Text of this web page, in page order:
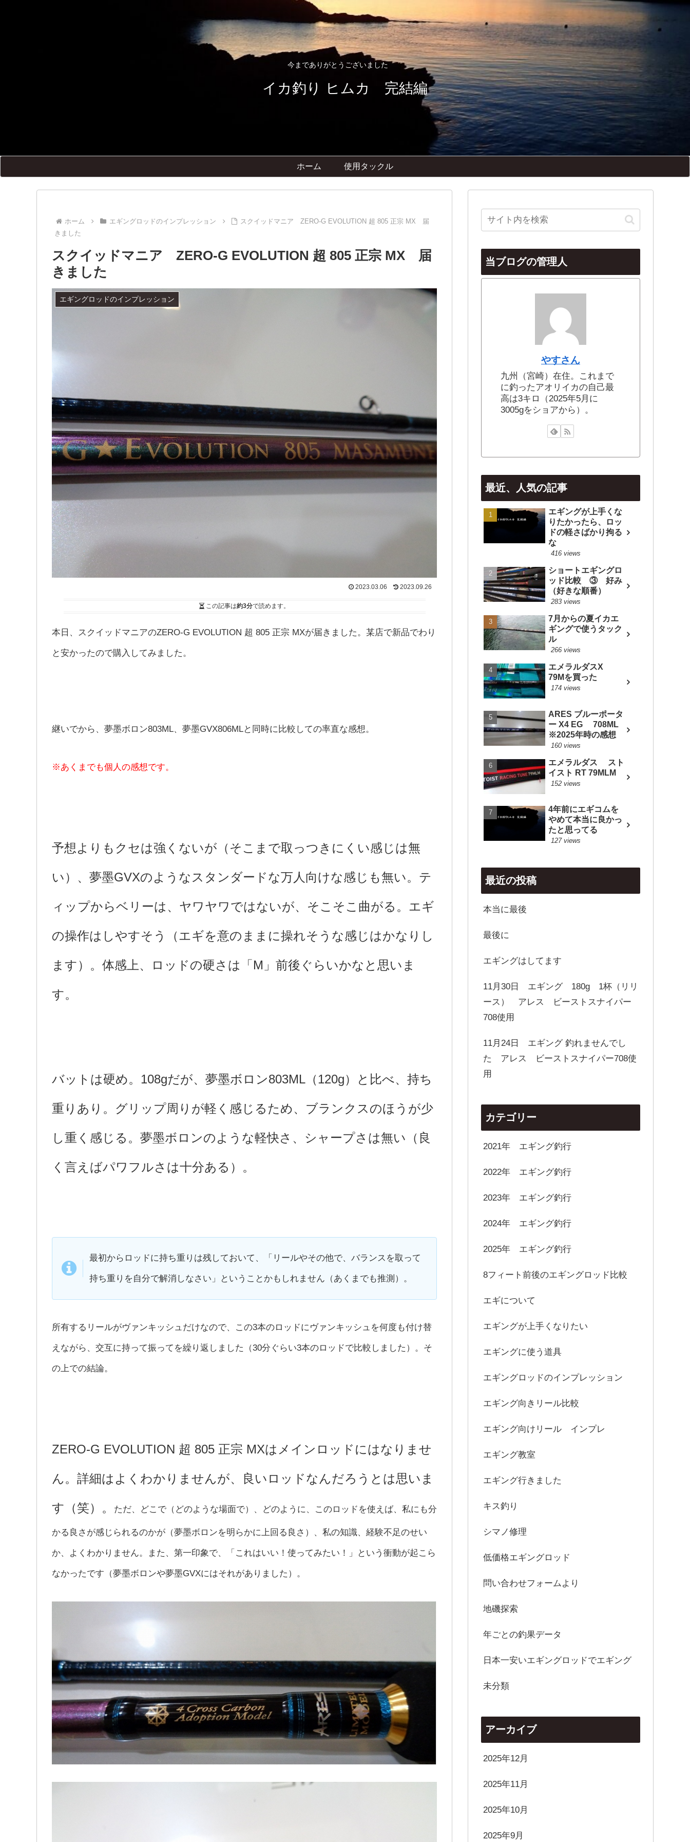
今までありがとうございました
イカ釣り ヒムカ 完結編
ホーム 使用タックル
ホーム エギングロッドのインプレッション
スクイッドマニア ZERO-G EVOLUTION 超 805 正宗 MX 届
きました
スクイッドマニア ZERO-G EVOLUTION 超 805 正宗 MX 届
きました
エギングロッドのインプレッション
2023.03.06 2023.09.26
この記事は約3分で読めます。
本日、スクイッドマニアのZERO-G EVOLUTION 超 805 正宗 MXが届きました。某店で新品でわり
と安かったので購入してみました。
継いでから、夢墨ボロン803ML、夢墨GVX806MLと同時に比較しての率直な感想。
※あくまでも個人の感想です。
予想よりもクセは強くないが（そこまで取っつきにくい感じは無
い）、夢墨GVXのようなスタンダードな万人向けな感じも無い。テ
ィップからベリーは、ヤワヤワではないが、そこそこ曲がる。エギ
の操作はしやすそう（エギを意のままに操れそうな感じはかなりし
ます）。体感上、ロッドの硬さは「M」前後ぐらいかなと思いま
す。
バットは硬め。108gだが、夢墨ボロン803ML（120g）と比べ、持ち
重りあり。グリップ周りが軽く感じるため、ブランクスのほうが少
し重く感じる。夢墨ボロンのような軽快さ、シャープさは無い（良
く言えばパワフルさは十分ある）。
最初からロッドに持ち重りは残しておいて、「リールやその他で、バランスを取って
持ち重りを自分で解消しなさい」ということかもしれません（あくまでも推測）。
所有するリールがヴァンキッシュだけなので、この3本のロッドにヴァンキッシュを何度も付け替
えながら、交互に持って振ってを繰り返しました（30分ぐらい3本のロッドで比較しました）。そ
の上での結論。
ZERO-G EVOLUTION 超 805 正宗 MXはメインロッドにはなりませ
ん。詳細はよくわかりませんが、良いロッドなんだろうとは思いま
す（笑）。 ただ、どこで（どのような場面で）、どのように、このロッドを使えば、私にも分
かる良さが感じられるのかが（夢墨ボロンを明らかに上回る良さ）、私の知識、経験不足のせい
か、よくわかりません。また、第一印象で、「これはいい！使ってみたい！」という衝動が起こら
なかったです（夢墨ボロンや夢墨GVXにはそれがありました）。
当ブログの管理人
やすさん
九州（宮崎）在住。これまで
に釣ったアオリイカの自己最
高は3キロ（2025年5月に
3005gをショアから）。
最近、人気の記事
エギングが上手くな
りたかったら、ロッ
ドの軽さばかり拘る
な
416 views
ショートエギングロ
ッド比較 ③ 好み
（好きな順番）
283 views
7月からの夏イカエ
ギングで使うタック
ル
266 views
エメラルダスX
79Mを買った
174 views
ARES ブルーポータ
ー X4 EG 708ML
※2025年時の感想
160 views
エメラルダス スト
イスト RT 79MLM
152 views
4年前にエギコムを
やめて本当に良かっ
たと思ってる
127 views
最近の投稿
本当に最後
最後に
エギングはしてます
11月30日 エギング 180g 1杯（リリ
ース） アレス ビーストスナイパー
708使用
11月24日 エギング 釣れませんでし
た アレス ビーストスナイパー708使
用
カテゴリー
2021年 エギング釣行
2022年 エギング釣行
2023年 エギング釣行
2024年 エギング釣行
2025年 エギング釣行
8フィート前後のエギングロッド比較
エギについて
エギングが上手くなりたい
エギングに使う道具
エギングロッドのインプレッション
エギング向きリール比較
エギング向けリール インプレ
エギング教室
エギング行きました
キス釣り
シマノ修理
低価格エギングロッド
問い合わせフォームより
地磯探索
年ごとの釣果データ
日本一安いエギングロッドでエギング
未分類
アーカイブ
2025年12月
2025年11月
2025年10月
2025年9月